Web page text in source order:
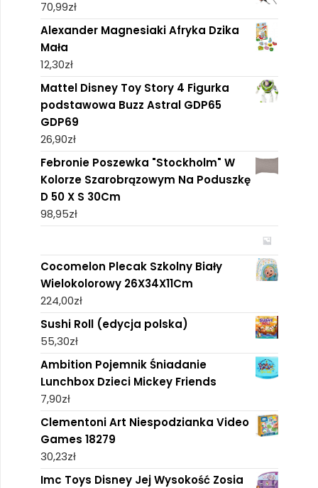
70,99zł
Alexander Magnesiaki Afryka Dzika
Mała
12,30zł
Mattel Disney Toy Story 4 Figurka
podstawowa Buzz Astral GDP65
GDP69
26,90zł
Febronie Poszewka "Stockholm" W
Kolorze Szarobrązowym Na Poduszkę
D 50 X S 30Cm
98,95zł
Cocomelon Plecak Szkolny Biały
Wielokolorowy 26X34X11Cm
224,00zł
Sushi Roll (edycja polska)
55,30zł
Ambition Pojemnik Śniadanie
Lunchbox Dzieci Mickey Friends
7,90zł
Clementoni Art Niespodzianka Video
Games 18279
30,23zł
Imc Toys Disney Jej Wysokość Zosia